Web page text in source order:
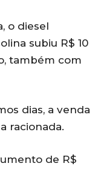
o diesel
subiu R$ 10
também com
dias, a venda
racionada.
de R$